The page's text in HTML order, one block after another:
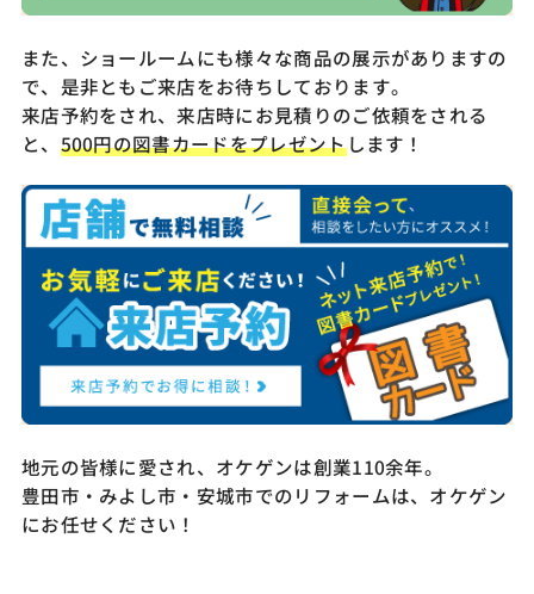
また、ショールームにも様々な商品の展示がありますの
で、是非ともご来店をお待ちしております。
来店予約をされ、来店時にお見積りのご依頼をされる
と、 500円の図書カードをプレゼントします！
地元の皆様に愛され、オケゲンは創業110余年。
豊田市・みよし市・安城市でのリフォームは、オケゲン
にお任せください！